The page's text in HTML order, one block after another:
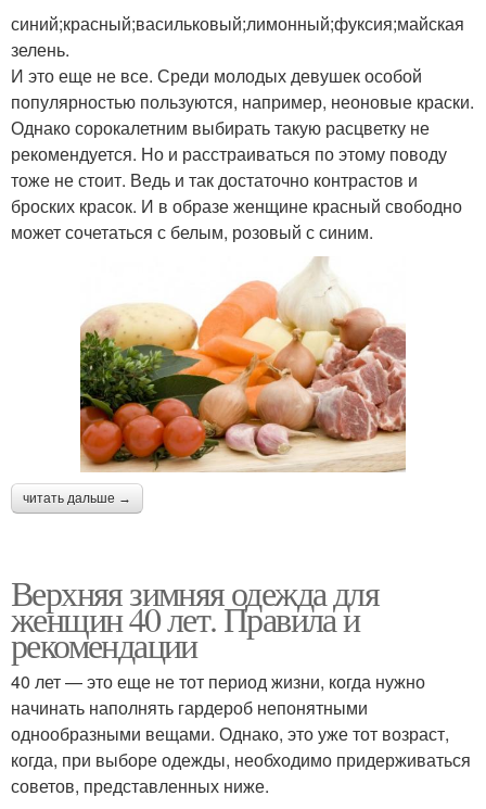
синий;красный;васильковый;лимонный;фуксия;майская
зелень.
И это еще не все. Среди молодых девушек особой
популярностью пользуются, например, неоновые краски.
Однако сорокалетним выбирать такую расцветку не
рекомендуется. Но и расстраиваться по этому поводу
тоже не стоит. Ведь и так достаточно контрастов и
броских красок. И в образе женщине красный свободно
может сочетаться с белым, розовый с синим.
читать дальше →
Верхняя зимняя одежда для
женщин 40 лет. Правила и
рекомендации
40 лет — это еще не тот период жизни, когда нужно
начинать наполнять гардероб непонятными
однообразными вещами. Однако, это уже тот возраст,
когда, при выборе одежды, необходимо придерживаться
советов, представленных ниже.